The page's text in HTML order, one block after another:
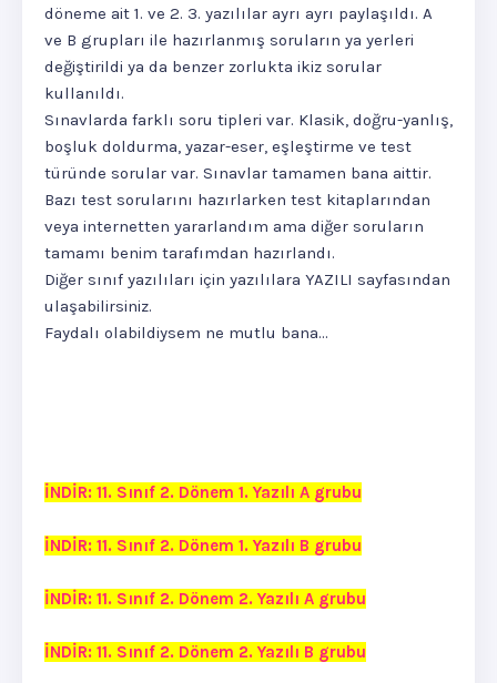
döneme ait 1. ve 2. 3. yazılılar ayrı ayrı paylaşıldı. A
ve B grupları ile hazırlanmış soruların ya yerleri
değiştirildi ya da benzer zorlukta ikiz sorular
kullanıldı.
Sınavlarda farklı soru tipleri var. Klasik, doğru-yanlış,
boşluk doldurma, yazar-eser, eşleştirme ve test
türünde sorular var. Sınavlar tamamen bana aittir.
Bazı test sorularını hazırlarken test kitaplarından
veya internetten yararlandım ama diğer soruların
tamamı benim tarafımdan hazırlandı.
Diğer sınıf yazılıları için yazılılara YAZILI sayfasından
ulaşabilirsiniz.
Faydalı olabildiysem ne mutlu bana...
İNDİR: 11. Sınıf 2. Dönem 1. Yazılı A grubu
İNDİR: 11. Sınıf 2. Dönem 1. Yazılı B grubu
İNDİR: 11. Sınıf 2. Dönem 2. Yazılı A grubu
İNDİR: 11. Sınıf 2. Dönem 2. Yazılı B grubu